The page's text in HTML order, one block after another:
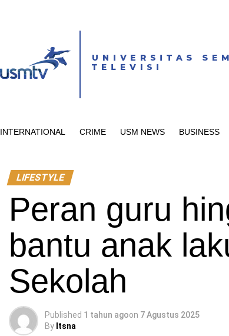
INTERNATIONAL CRIME USM NEWS BUSINESS
LIFESTYLE
Peran guru
bantu anak
Sekolah
Published 1 tahun agoon 7 Agustus 2025
By Itsna